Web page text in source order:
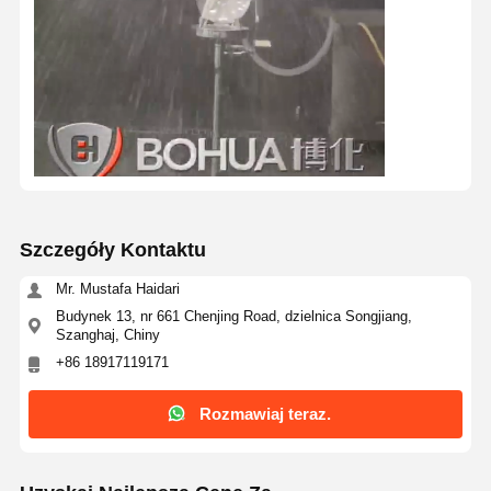
Przenośny zmywarka do oczu awaryjna
Zindywidualizowana myjka do oczu
Części zamienne do płukania oczu
Szczegóły Kontaktu
Mr. Mustafa Haidari
Budynek 13, nr 661 Chenjing Road, dzielnica Songjiang,
Szanghaj, Chiny
+86 18917119171
Rozmawiaj teraz.